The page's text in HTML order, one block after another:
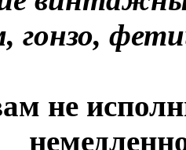
гонзо,
не